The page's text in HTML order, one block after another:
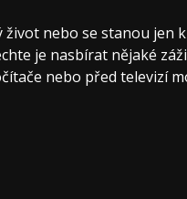
nebo se stanou jen
je nasbírat nějaké
nebo před televizí